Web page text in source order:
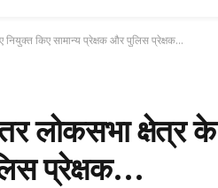
नियुक्त किए सामान्य प्रेक्षक और पुलिस प्रेक्षक…
लोकसभा क्षेत्र
प्रेक्षक…